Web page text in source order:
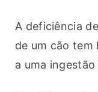
A deficiência
de um cão tem
a uma